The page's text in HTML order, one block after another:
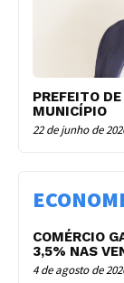
PREFEITO
MUNICÍPIO
22 de junho de
COMÉRCIO
3,5% NAS
4 de agosto de